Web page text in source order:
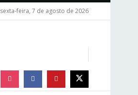
sexta-feira, 7 de agosto de 2026